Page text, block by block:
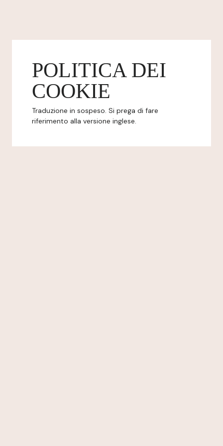
POLITICA DEI
COOKIE
Traduzione in sospeso. Si prega di fare
riferimento alla versione inglese.